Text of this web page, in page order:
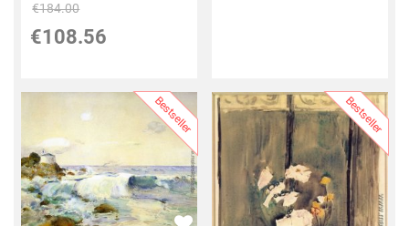
€184.00
€108.56
Bestseller Bestseller